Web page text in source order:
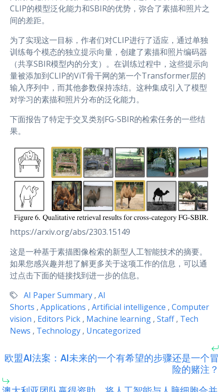
CLIP的模型泛化能力和SBIR的优势，弥合了素描和照片之
间的差距。
为了实现这一目标，作者们对CLIP进行了适应，通过单独
训练每个模态的独立提示向量，创建了素描和照片编码器
（共享SBIR模型内的分支）。在训练过程中，这些提示向
量被添加到CLIP的ViT骨干网的第一个Transformer层的
输入序列中，而其他参数保持冻结。这种集成引入了模型
对学习的素描和照片分布的泛化能力。
下面报告了特定于交叉类别FG-SBIR的检索任务的一些结
果。
https://arxiv.org/abs/2303.15149
这是一种基于素描图像检索的新型人工智能技术的摘要。
如果您感兴趣并想了解更多关于这项工作的信息，可以通
过点击下面的链接找到进一步的信息。
AI Paper Summary , AI
Shorts , Applications , Artificial intelligence , Computer
vision , Editors Pick , Machine learning , Staff , Tech
News , Technology , Uncategorized
欧盟AI法案：AI未来的一个有希望的步骤还是一个冒
险的赌注？